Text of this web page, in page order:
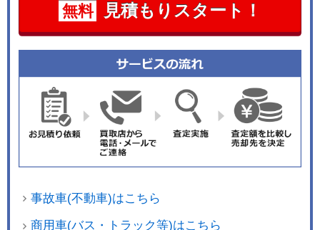
無料 見積もりスタート！
事故車(不動車)はこちら
商用車(バス・トラック等)はこちら